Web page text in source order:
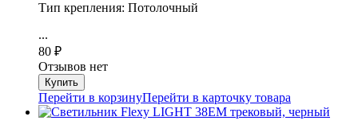
Тип крепления: Потолочный
...
80 ₽
Отзывов нет
Перейти в корзинуПерейти в карточку товара